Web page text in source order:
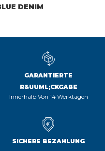
DENIM
GARANTIERTE
R&UUML;CKGABE
Innerhalb Von 14 Werktagen
SICHERE BEZAHLUNG